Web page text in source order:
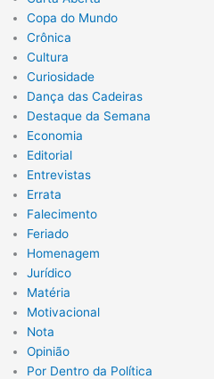
Copa do Mundo
Crônica
Cultura
Curiosidade
Dança das Cadeiras
Destaque da Semana
Economia
Editorial
Entrevistas
Errata
Falecimento
Feriado
Homenagem
Jurídico
Matéria
Motivacional
Nota
Opinião
Por Dentro da Política